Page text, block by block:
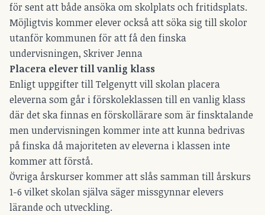
för sent att både ansöka om skolplats och fritidsplats.
Möjligtvis kommer elever också att söka sig till skolor
utanför kommunen för att få den finska
undervisningen, Skriver Jenna
Placera elever till vanlig klass
Enligt uppgifter till Telgenytt vill skolan placera
eleverna som går i förskoleklassen till en vanlig klass
där det ska finnas en förskollärare som är finsktalande
men undervisningen kommer inte att kunna bedrivas
på finska då majoriteten av eleverna i klassen inte
kommer att förstå.
Övriga årskurser kommer att slås samman till årskurs
1-6 vilket skolan själva säger missgynnar elevers
lärande och utveckling.